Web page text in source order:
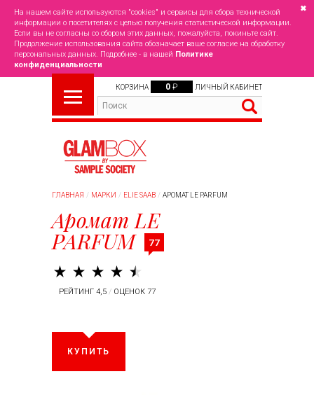
На нашем сайте используются "cookies" и сервисы для сбора технической
информации о посетителях с целью получения статистической информации.
Если вы не согласны со сбором этих данных, пожалуйста, покиньте сайт.
Продолжение использования сайта обозначает ваше согласие на обработку
персональных данных. Подробнее - в нашей Политике
конфиденциальности
✖
КОРЗИНА 0 ₽ ЛИЧНЫЙ КАБИНЕТ
ГЛАВНАЯ МАРКИ ELIE SAAB АРОМАТ LE PARFUM
Аромат LE
PARFUM 77
РЕЙТИНГ 4,5 / ОЦЕНОК 77
КУПИТЬ